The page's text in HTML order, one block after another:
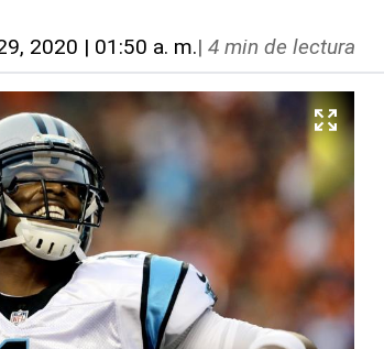
2020 | 01:50 a. m.| 4 min de lectura